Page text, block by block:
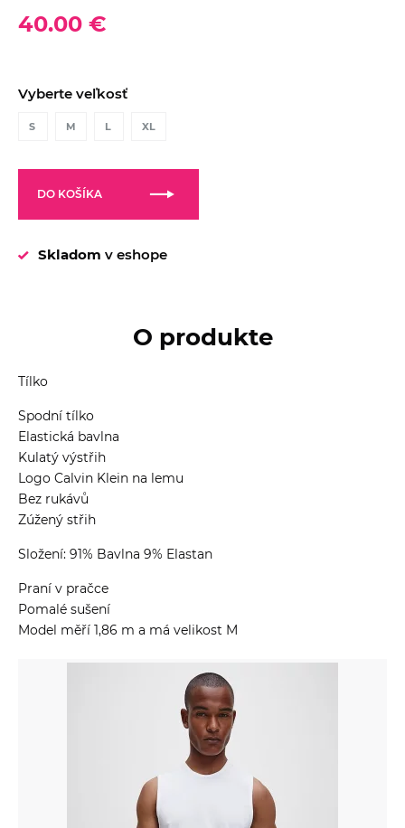
40.00 €
Vyberte veľkosť
S M L XL
DO KOŠÍKA
Skladom v eshope
O produkte
Tílko
Spodní tílko
Elastická bavlna
Kulatý výstřih
Logo Calvin Klein na lemu
Bez rukávů
Zúžený střih
Složení: 91% Bavlna 9% Elastan
Praní v pračce
Pomalé sušení
Model měří 1,86 m a má velikost M